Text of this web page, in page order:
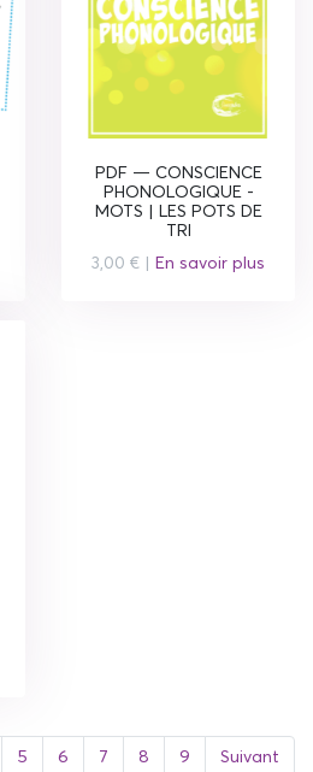
PDF — CONSCIENCE
PHONOLOGIQUE -
MOTS | LES POTS DE
TRI
3,00 € | En savoir plus
5 6 7 8 9
Suivant